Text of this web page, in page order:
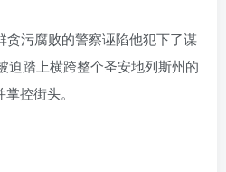
贪污腐败的警察诬陷他犯下了谋
迫踏上横跨整个圣安地列斯州的
控街头。